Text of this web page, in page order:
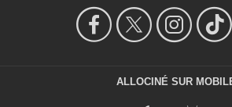
ALLOCINÉ SUR